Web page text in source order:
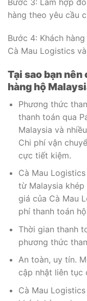
hàng theo yêu cầu
Bước 4: Khách
Cà Mau Logistics
Tại sao bạn
hàng hộ
Phương thức
thanh toán qua
Malaysia và
Chi phí vận
cực tiết kiệm.
Cà Mau
từ Malaysia
giá của Cà Mau
phí thanh toán
Thời gian thanh
phương thức
An toàn, uy tín.
cập nhật liên tục
Cà Mau